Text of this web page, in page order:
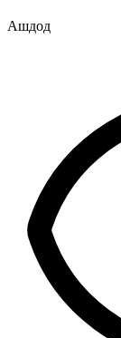
Ашдод